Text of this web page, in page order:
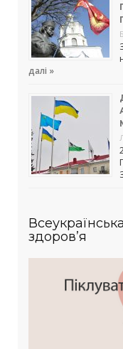
далі »
здоров’я